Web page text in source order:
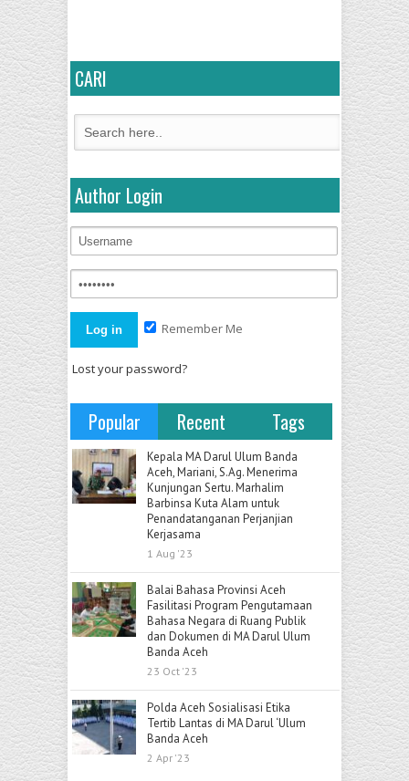
CARI
Author Login
Remember Me
Lost your password?
Popular Recent Tags
Kepala MA Darul Ulum Banda
Aceh, Mariani, S.Ag. Menerima
Kunjungan Sertu. Marhalim
Barbinsa Kuta Alam untuk
Penandatanganan Perjanjian
Kerjasama
1 Aug '23
Balai Bahasa Provinsi Aceh
Fasilitasi Program Pengutamaan
Bahasa Negara di Ruang Publik
dan Dokumen di MA Darul Ulum
Banda Aceh
23 Oct '23
Polda Aceh Sosialisasi Etika
Tertib Lantas di MA Darul ‘Ulum
Banda Aceh
2 Apr '23